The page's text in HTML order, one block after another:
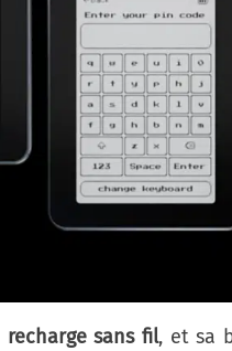
recharge sans fil, et sa